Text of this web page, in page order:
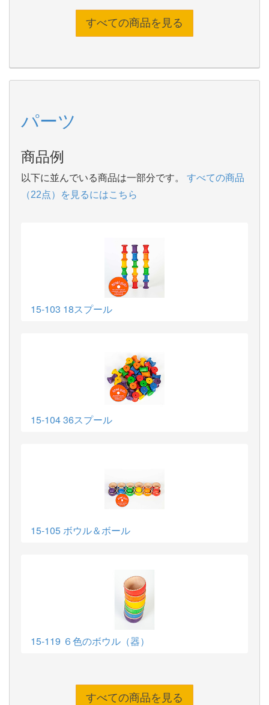
すべての商品を見る
パーツ
商品例
以下に並んでいる商品は一部分です。
すべての商品
（22点）を見るにはこちら
15-103 18スプール
15-104 36スプール
15-105 ボウル＆ボール
15-119 ６色のボウル（器）
すべての商品を見る